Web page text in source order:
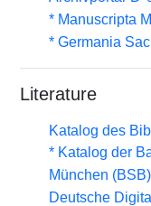
* Manuscripta
* Germania
Literature
Katalog des
* Katalog der
München (BSB)
Deutsche